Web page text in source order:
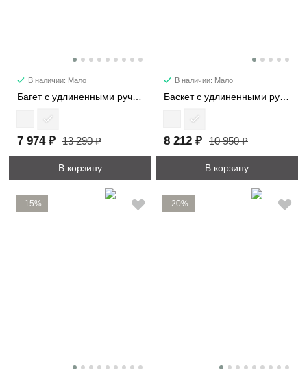
В наличии: Мало
Багет с удлиненными ручками 29724
7 974 ₽ 13 290 ₽
В корзину
В наличии: Мало
Баскет с удлиненными ручками 30052
8 212 ₽ 10 950 ₽
В корзину
-15% -20%